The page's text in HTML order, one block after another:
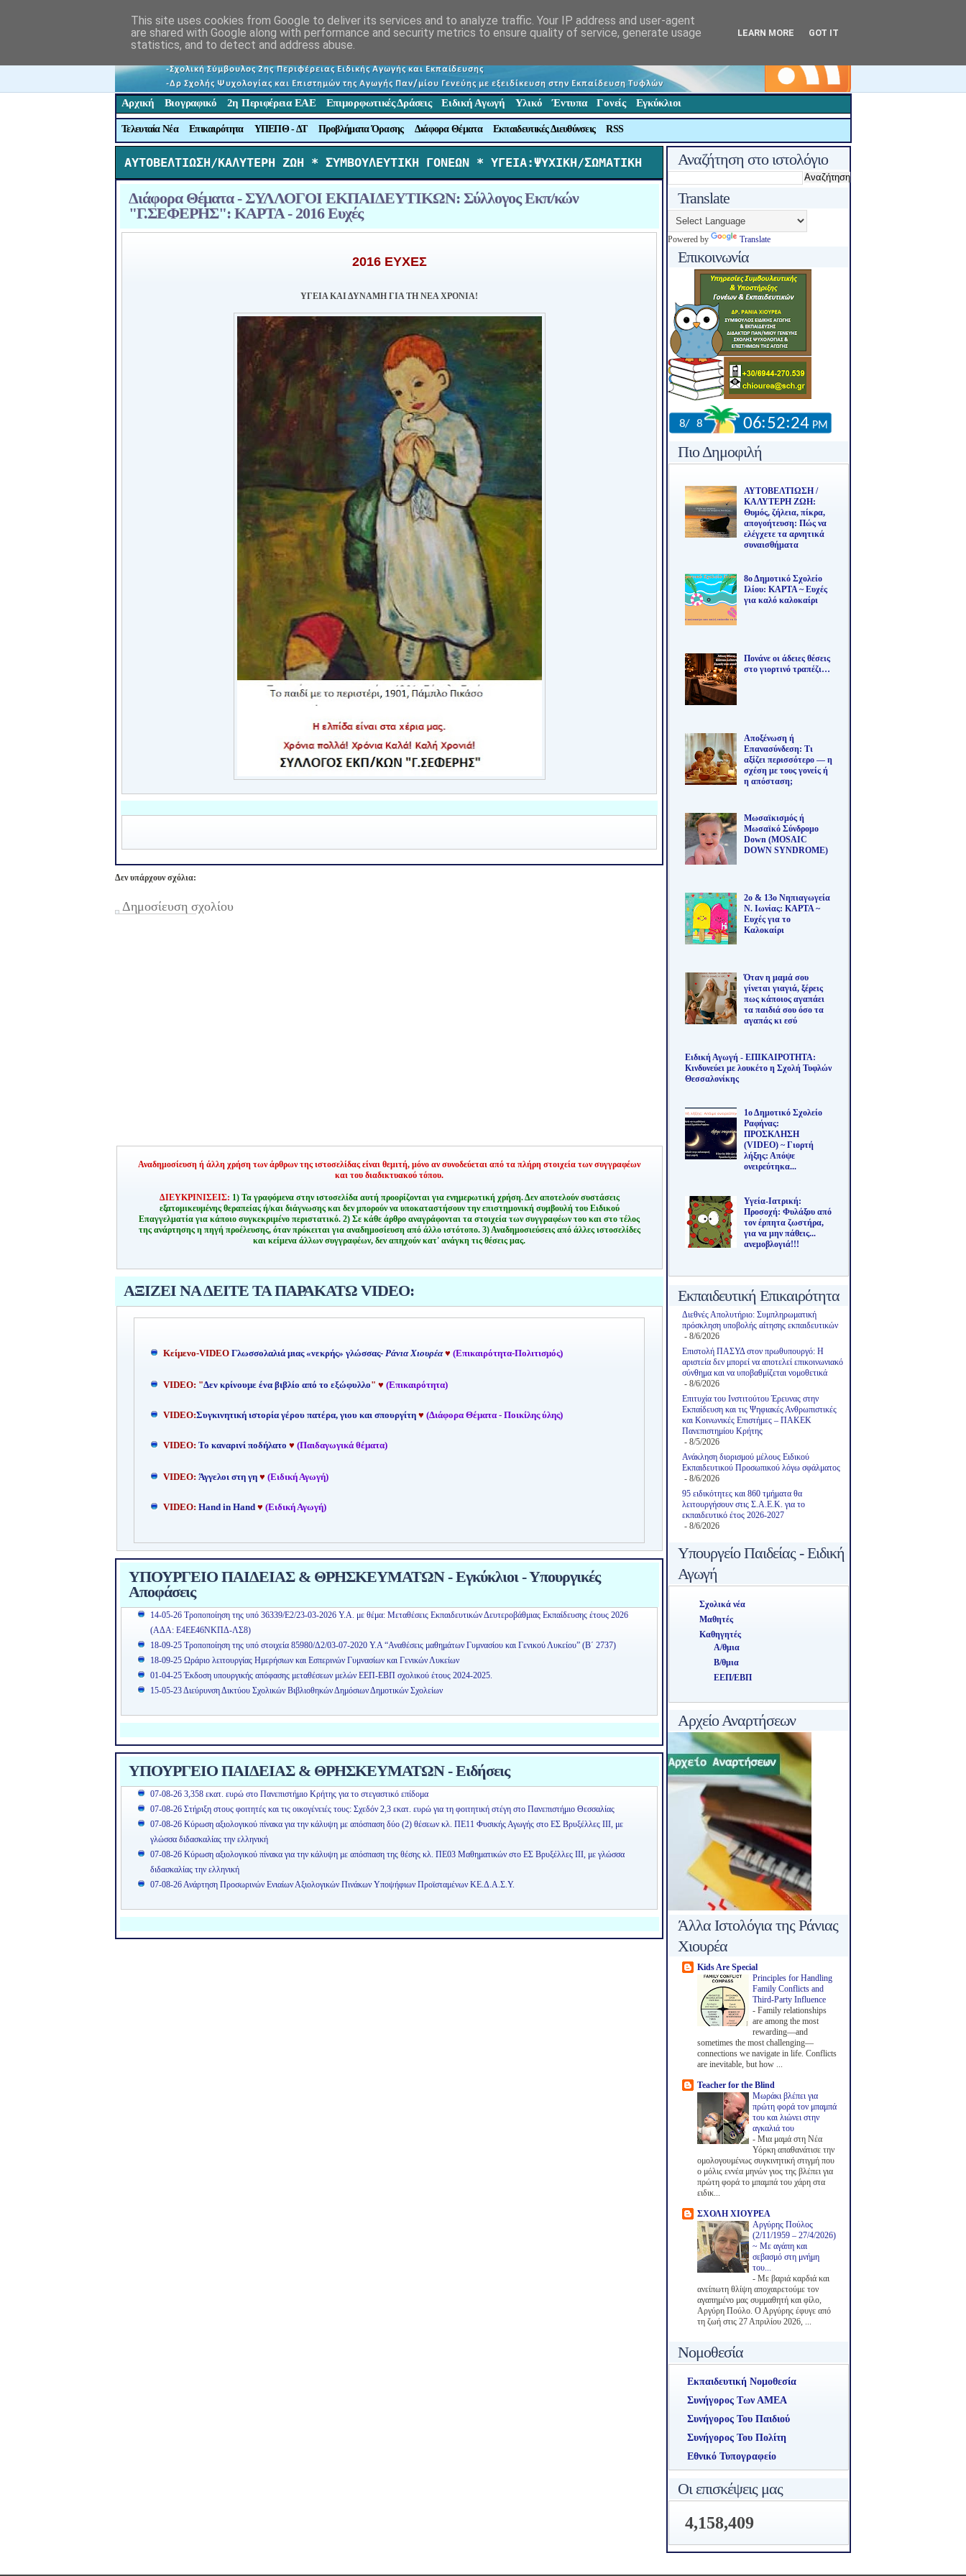
Αρχική Βιογραφικό 2η Περιφέρεια ΕΑΕ Επιμορφωτικές Δράσεις Ειδική Αγωγή Υλικό Έντυπα Γονείς Εγκύκλιοι
Τελευταία Νέα Επικαιρότητα ΥΠΕΠΘ - ΔΤ Προβλήματα Όρασης Διάφορα Θέματα Εκπαιδευτικές Διευθύνσεις RSS
ΑΥΤΟΒΕΛΤΙΩΣΗ/ΚΑΛΥΤΕΡΗ ΖΩΗ * ΣΥΜΒΟΥΛΕΥΤΙΚΗ ΓΟΝΕΩΝ * ΥΓΕΙΑ:ΨΥΧΙΚΗ/ΣΩΜΑΤΙΚΗ
Διάφορα Θέματα - ΣΥΛΛΟΓΟΙ ΕΚΠΑΙΔΕΥΤΙΚΩΝ: Σύλλογος Εκπ/κών
"Γ.ΣΕΦΕΡΗΣ": ΚΑΡΤΑ - 2016 Ευχές
2016 ΕΥΧΕΣ
ΥΓΕΙΑ ΚΑΙ ΔΥΝΑΜΗ ΓΙΑ ΤΗ ΝΕΑ ΧΡΟΝΙΑ!
Δεν υπάρχουν σχόλια:
Δημοσίευση σχολίου
Αναδημοσίευση ή άλλη χρήση των άρθρων της ιστοσελίδας είναι θεμιτή, μόνο αν συνοδεύεται από τα πλήρη στοιχεία των συγγραφέων
και του διαδικτυακού τόπου.
ΔΙΕΥΚΡΙΝΙΣΕΙΣ: 1) Τα γραφόμενα στην ιστοσελίδα αυτή προορίζονται για ενημερωτική χρήση. Δεν αποτελούν συστάσεις
εξατομικευμένης θεραπείας ή/και διάγνωσης και δεν μπορούν να υποκαταστήσουν την επιστημονική συμβουλή του Ειδικού
Επαγγελματία για κάποιο συγκεκριμένο περιστατικό. 2) Σε κάθε άρθρο αναγράφονται τα στοιχεία των συγγραφέων του και στο τέλος
της ανάρτησης η πηγή προέλευσης, όταν πρόκειται για αναδημοσίευση από άλλο ιστότοπο. 3) Αναδημοσιεύσεις από άλλες ιστοσελίδες
και κείμενα άλλων συγγραφέων, δεν απηχούν κατ' ανάγκη τις θέσεις μας.
ΑΞΙΖΕΙ ΝΑ ΔΕΙΤΕ ΤΑ ΠΑΡΑΚΑΤΩ VIDEO:
Kείμενο-VIDEO Γλωσσολαλιά μιας «νεκρής» γλώσσας- Ράνια Χιουρέα ♥ (Επικαιρότητα-Πολιτισμός)
VIDEO: "Δεν κρίνουμε ένα βιβλίο από το εξώφυλλο" ♥ (Επικαιρότητα)
VIDEO:Συγκινητική ιστορία γέρου πατέρα, γιου και σπουργίτη ♥ (Διάφορα Θέματα - Ποικίλης ύλης)
VIDEO: Το καναρινί ποδήλατο ♥ (Παιδαγωγικά θέματα)
VIDEO: Άγγελοι στη γη ♥ (Ειδική Αγωγή)
VIDEO: Hand in Hand♥ (Ειδική Αγωγή)
ΥΠΟΥΡΓΕΙΟ ΠΑΙΔΕΙΑΣ & ΘΡΗΣΚΕΥΜΑΤΩΝ - Εγκύκλιοι - Υπουργικές
Αποφάσεις
14-05-26 Τροποποίηση της υπό 36339/Ε2/23-03-2026 Υ.Α. με θέμα: Μεταθέσεις Εκπαιδευτικών Δευτεροβάθμιας Εκπαίδευσης έτους 2026
(ΑΔΑ: Ε4ΕΕ46ΝΚΠΔ-ΛΣ8)
18-09-25 Τροποποίηση της υπό στοιχεία 85980/Δ2/03-07-2020 Υ.Α “Αναθέσεις μαθημάτων Γυμνασίου και Γενικού Λυκείου” (Β΄ 2737)
18-09-25 Ωράριο λειτουργίας Ημερήσιων και Εσπερινών Γυμνασίων και Γενικών Λυκείων
01-04-25 Έκδοση υπουργικής απόφασης μεταθέσεων μελών ΕΕΠ-ΕΒΠ σχολικού έτους 2024-2025.
15-05-23 Διεύρυνση Δικτύου Σχολικών Βιβλιοθηκών Δημόσιων Δημοτικών Σχολείων
ΥΠΟΥΡΓΕΙΟ ΠΑΙΔΕΙΑΣ & ΘΡΗΣΚΕΥΜΑΤΩΝ - Ειδήσεις
07-08-26 3,358 εκατ. ευρώ στο Πανεπιστήμιο Κρήτης για το στεγαστικό επίδομα
07-08-26 Στήριξη στους φοιτητές και τις οικογένειές τους: Σχεδόν 2,3 εκατ. ευρώ για τη φοιτητική στέγη στο Πανεπιστήμιο Θεσσαλίας
07-08-26 Κύρωση αξιολογικού πίνακα για την κάλυψη με απόσπαση δύο (2) θέσεων κλ. ΠΕ11 Φυσικής Αγωγής στο ΕΣ Βρυξέλλες ΙΙΙ, με
γλώσσα διδασκαλίας την ελληνική
07-08-26 Κύρωση αξιολογικού πίνακα για την κάλυψη με απόσπαση της θέσης κλ. ΠΕ03 Μαθηματικών στο ΕΣ Βρυξέλλες ΙΙΙ, με γλώσσα
διδασκαλίας την ελληνική
07-08-26 Ανάρτηση Προσωρινών Ενιαίων Αξιολογικών Πινάκων Υποψήφιων Προϊσταμένων ΚΕ.Δ.Α.Σ.Υ.
Αναζήτηση στο ιστολόγιο
Translate
Powered by Translate
Επικοινωνία
Πιο Δημοφιλή
ΑΥΤΟΒΕΛΤΙΩΣΗ /
ΚΑΛΥΤΕΡΗ ΖΩΗ:
Θυμός, ζήλεια, πίκρα,
απογοήτευση: Πώς να
ελέγχετε τα αρνητικά
συναισθήματα
8ο Δημοτικό Σχολείο
Ιλίου: ΚΑΡΤΑ ~ Ευχές
για καλό καλοκαίρι
Πονάνε οι άδειες θέσεις
στο γιορτινό τραπέζι…
Αποξένωση ή
Επανασύνδεση: Τι
αξίζει περισσότερο — η
σχέση με τους γονείς ή
η απόσταση;
Μωσαϊκισμός ή
Μωσαϊκό Σύνδρομο
Down (MOSAIC
DOWN SYNDROME)
2ο & 13ο Νηπιαγωγεία
Ν. Ιωνίας: ΚΑΡΤΑ ~
Ευχές για το
Καλοκαίρι
Όταν η μαμά σου
γίνεται γιαγιά, ξέρεις
πως κάποιος αγαπάει
τα παιδιά σου όσο τα
αγαπάς κι εσύ
Ειδική Αγωγή - ΕΠΙΚΑΙΡΟΤΗΤΑ:
Κινδυνεύει με λουκέτο η Σχολή Τυφλών
Θεσσαλονίκης
1ο Δημοτικό Σχολείο
Ραφήνας:
ΠΡΟΣΚΛΗΣΗ
(VIDEO) ~ Γιορτή
λήξης: Απόψε
ονειρεύτηκα...
Υγεία-Ιατρική:
Προσοχή: Φυλάξου από
τον έρπητα ζωστήρα,
για να μην πάθεις...
ανεμοβλογιά!!!
Εκπαιδευτική Επικαιρότητα
Διεθνές Απολυτήριο: Συμπληρωματική
πρόσκληση υποβολής αίτησης εκπαιδευτικών
- 8/6/2026
Επιστολή ΠΑΣΥΔ στον πρωθυπουργό: Η
αριστεία δεν μπορεί να αποτελεί επικοινωνιακό
σύνθημα και να υποβαθμίζεται νομοθετικά
- 8/6/2026
Επιτυχία του Ινστιτούτου Έρευνας στην
Εκπαίδευση και τις Ψηφιακές Ανθρωπιστικές
και Κοινωνικές Επιστήμες – ΠΑΚΕΚ
Πανεπιστημίου Κρήτης
- 8/5/2026
Ανάκληση διορισμού μέλους Ειδικού
Εκπαιδευτικού Προσωπικού λόγω σφάλματος
- 8/6/2026
95 ειδικότητες και 860 τμήματα θα
λειτουργήσουν στις Σ.Α.Ε.Κ. για το
εκπαιδευτικό έτος 2026-2027
- 8/6/2026
Υπουργείο Παιδείας - Ειδική
Αγωγή
Σχολικά νέα
Μαθητές
Καθηγητές
Α/θμια
Β/θμια
ΕΕΠ/ΕΒΠ
Αρχείο Αναρτήσεων
Άλλα Ιστολόγια της Ράνιας
Χιουρέα
Kids Are Special
Principles for Handling
Family Conflicts and
Third-Party Influence
- Family relationships
are among the most
rewarding—and
sometimes the most challenging—
connections we navigate in life. Conflicts
are inevitable, but how ...
Teacher for the Blind
Μωράκι βλέπει για
πρώτη φορά τον μπαμπά
του και λιώνει στην
αγκαλιά του
- Μια μαμά στη Νέα
Υόρκη απαθανάτισε την
ομολογουμένως συγκινητική στιγμή που
ο μόλις εννέα μηνών γιος της βλέπει για
πρώτη φορά το μπαμπά του χάρη στα
ειδικ...
ΣΧΟΛΗ ΧΙΟΥΡΕΑ
Αργύρης Πούλος
(2/11/1959 – 27/4/2026)
~ Με αγάπη και
σεβασμό στη μνήμη
του...
- Με βαριά καρδιά και
ανείπωτη θλίψη αποχαιρετούμε τον
αγαπημένο μας συμμαθητή και φίλο,
Αργύρη Πούλο. Ο Αργύρης έφυγε από
τη ζωή στις 27 Απριλίου 2026, ...
Νομοθεσία
Εκπαιδευτική Νομοθεσία
Συνήγορος Των ΑΜΕΑ
Συνήγορος Του Παιδιού
Συνήγορος Του Πολίτη
Εθνικό Τυπογραφείο
Οι επισκέψεις μας
4,158,409
This site uses cookies from Google to deliver its services and to analyze traffic. Your IP address and user-agent
are shared with Google along with performance and security metrics to ensure quality of service, generate usage
statistics, and to detect and address abuse.
LEARN MORE GOT IT